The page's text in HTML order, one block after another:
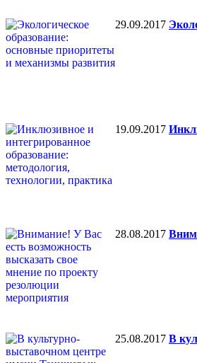
29.09.2017
19.09.2017
28.08.2017
25.08.2017 В